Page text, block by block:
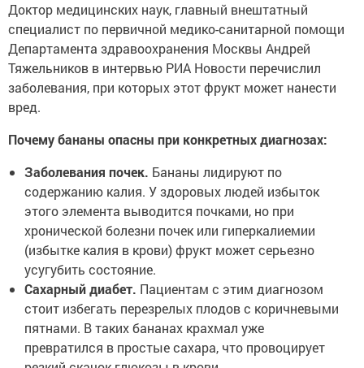
Доктор медицинских наук, главный внештатный
специалист по первичной медико-санитарной помощи
Департамента здравоохранения Москвы Андрей
Тяжельников в интервью РИА Новости перечислил
заболевания, при которых этот фрукт может нанести
вред.
Почему бананы опасны при конкретных диагнозах:
Заболевания почек. Бананы лидируют по
содержанию калия. У здоровых людей избыток
этого элемента выводится почками, но при
хронической болезни почек или гиперкалиемии
(избытке калия в крови) фрукт может серьезно
усугубить состояние.
Сахарный диабет. Пациентам с этим диагнозом
стоит избегать перезрелых плодов с коричневыми
пятнами. В таких бананах крахмал уже
превратился в простые сахара, что провоцирует